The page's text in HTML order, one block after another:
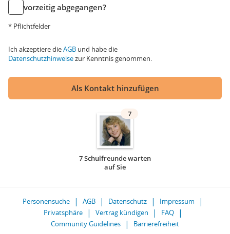
vorzeitig abgegangen?
* Pflichtfelder
Ich akzeptiere dieAGB und habe die
Datenschutzhinweisezur Kenntnis genommen.
Als Kontakt hinzufügen
7
7 Schulfreunde warten
auf Sie
Personensuche AGB Datenschutz
Impressum
Privatsphäre
Vertrag kündigen
FAQ
Community Guidelines
Barrierefreiheit